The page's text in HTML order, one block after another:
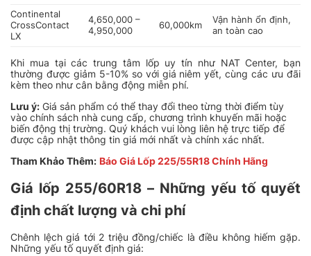
Continental
CrossContact
LX
4,650,000 –
4,950,000
60,000km
Vận hành ổn định,
an toàn cao
Khi mua tại các trung tâm lốp uy tín như NAT Center, bạn
thường được giảm 5-10% so với giá niêm yết, cùng các ưu đãi
kèm theo như cân bằng động miễn phí.
Lưu ý: Giá sản phẩm có thể thay đổi theo từng thời điểm tùy
vào chính sách nhà cung cấp, chương trình khuyến mãi hoặc
biến động thị trường. Quý khách vui lòng liên hệ trực tiếp để
được cập nhật thông tin giá mới nhất và chính xác nhất.
Tham Khảo Thêm: Báo Giá Lốp 225/55R18 Chính Hãng
Giá lốp 255/60R18 – Những yếu tố quyết
định chất lượng và chi phí
Chênh lệch giá tới 2 triệu đồng/chiếc là điều không hiếm gặp.
Những yếu tố quyết định giá: